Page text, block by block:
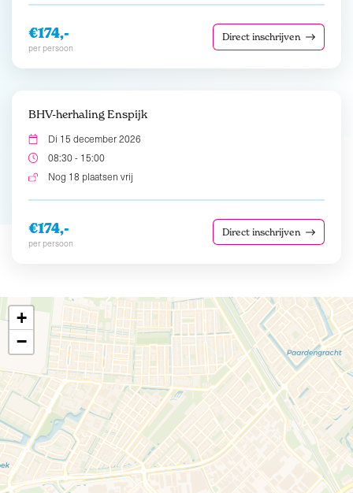
€174,-
per persoon
Direct inschrijven
BHV-herhaling Enspijk
Di 15 december 2026
08:30 - 15:00
Nog 18 plaatsen vrij
€174,-
per persoon
Direct inschrijven
+
−